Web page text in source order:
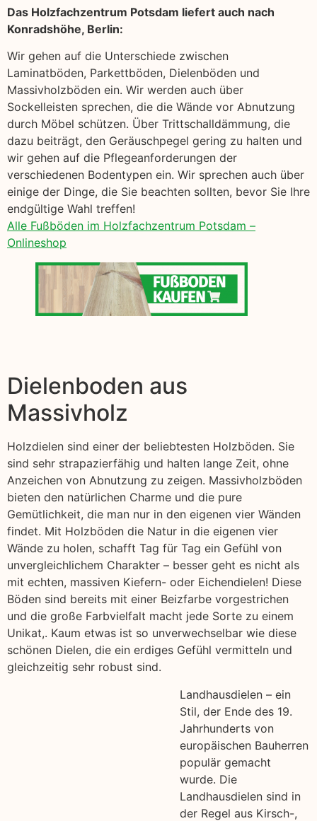
Das Holzfachzentrum Potsdam liefert auch nach
Konradshöhe, Berlin:
Wir gehen auf die Unterschiede zwischen
Laminatböden, Parkettböden, Dielenböden und
Massivholzböden ein. Wir werden auch über
Sockelleisten sprechen, die die Wände vor Abnutzung
durch Möbel schützen. Über Trittschalldämmung, die
dazu beiträgt, den Geräuschpegel gering zu halten und
wir gehen auf die Pflegeanforderungen der
verschiedenen Bodentypen ein. Wir sprechen auch über
einige der Dinge, die Sie beachten sollten, bevor Sie Ihre
endgültige Wahl treffen!
Alle Fußböden im Holzfachzentrum Potsdam –
Onlineshop
Dielenboden aus
Massivholz
Holzdielen sind einer der beliebtesten Holzböden. Sie
sind sehr strapazierfähig und halten lange Zeit, ohne
Anzeichen von Abnutzung zu zeigen. Massivholzböden
bieten den natürlichen Charme und die pure
Gemütlichkeit, die man nur in den eigenen vier Wänden
findet. Mit Holzböden die Natur in die eigenen vier
Wände zu holen, schafft Tag für Tag ein Gefühl von
unvergleichlichem Charakter – besser geht es nicht als
mit echten, massiven Kiefern- oder Eichendielen! Diese
Böden sind bereits mit einer Beizfarbe vorgestrichen
und die große Farbvielfalt macht jede Sorte zu einem
Unikat,. Kaum etwas ist so unverwechselbar wie diese
schönen Dielen, die ein erdiges Gefühl vermitteln und
gleichzeitig sehr robust sind.
Landhausdielen – ein
Stil, der Ende des 19.
Jahrhunderts von
europäischen Bauherren
populär gemacht
wurde. Die
Landhausdielen sind in
der Regel aus Kirsch-,